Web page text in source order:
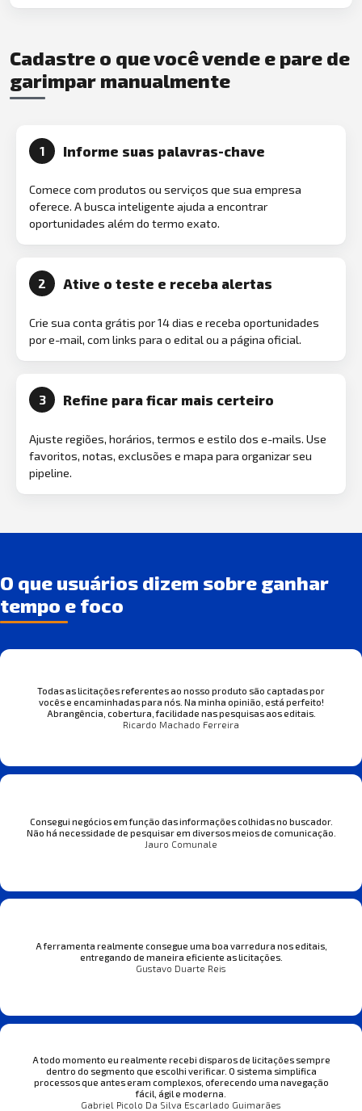
Cadastre o que você vende e pare de
garimpar manualmente
1 Informe suas palavras-chave
Comece com produtos ou serviços que sua empresa
oferece. A busca inteligente ajuda a encontrar
oportunidades além do termo exato.
2 Ative o teste e receba alertas
Crie sua conta grátis por 14 dias e receba oportunidades
por e-mail, com links para o edital ou a página oficial.
3 Refine para ficar mais certeiro
Ajuste regiões, horários, termos e estilo dos e-mails. Use
favoritos, notas, exclusões e mapa para organizar seu
pipeline.
O que usuários dizem sobre ganhar
tempo e foco
Todas as licitações referentes ao nosso produto são captadas por
vocês e encaminhadas para nós. Na minha opinião, está perfeito!
Abrangência, cobertura, facilidade nas pesquisas aos editais.
Ricardo Machado Ferreira
Consegui negócios em função das informações colhidas no buscador.
Não há necessidade de pesquisar em diversos meios de comunicação.
Jauro Comunale
A ferramenta realmente consegue uma boa varredura nos editais,
entregando de maneira eficiente as licitações.
Gustavo Duarte Reis
A todo momento eu realmente recebi disparos de licitações sempre
dentro do segmento que escolhi verificar. O sistema simplifica
processos que antes eram complexos, oferecendo uma navegação
fácil, ágil e moderna.
Gabriel Picolo Da Silva Escarlado Guimarães